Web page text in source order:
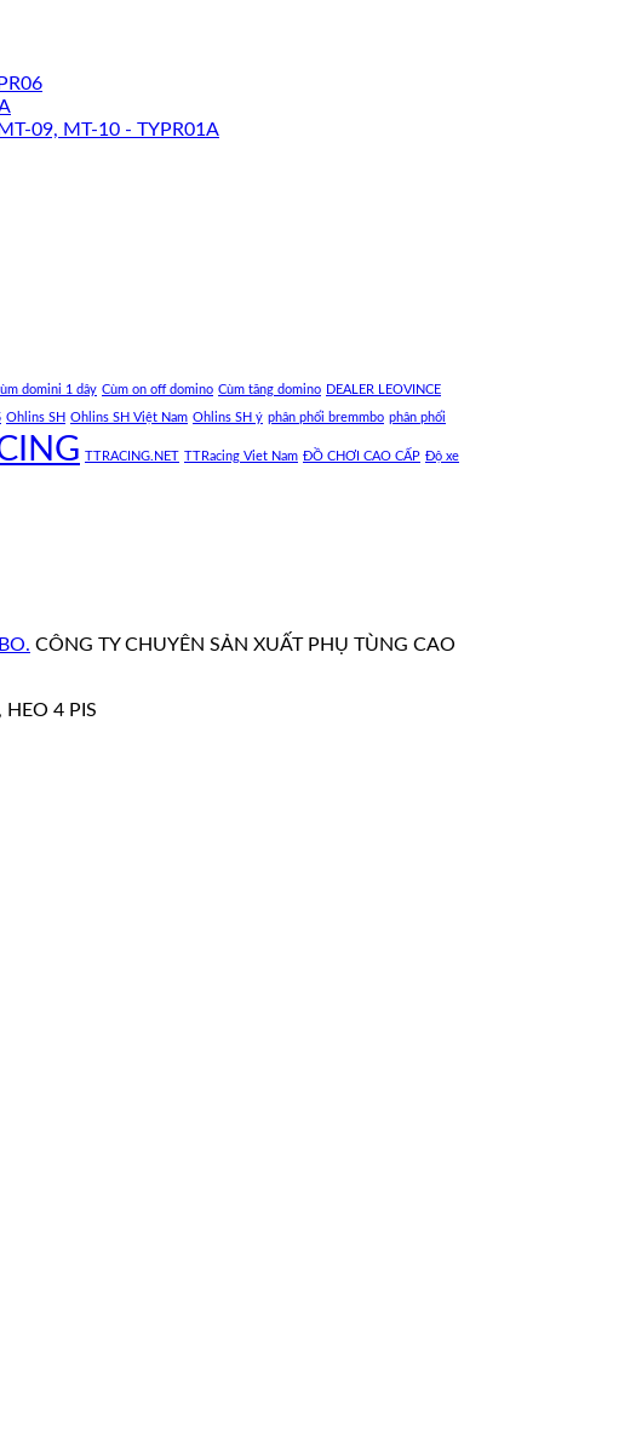
09, MT-10 - TYPR01A
domini 1 dây Cùm on off domino Cùm tăng domino DEALER LEOVINCE
Ohlins SH Ohlins SH Việt Nam Ohlins SH ý phân phối bremmbo phân phối
TTRACING.NET TTRacing Viet Nam ĐỒ CHƠI CAO CẤP Độ xe
CÔNG TY CHUYÊN SẢN XUẤT PHỤ TÙNG CAO
, HEO 4 PIS